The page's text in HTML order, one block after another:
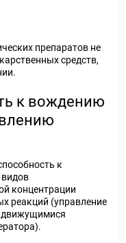
препаратов не
средств,
к вождению
к
концентрации
реакций (управление
движущимися